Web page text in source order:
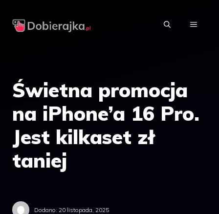
MENU
Świetna promocja
na iPhone’a 16 Pro.
Jest kilkaset zł
taniej
Dodano: 20 listopada, 2025